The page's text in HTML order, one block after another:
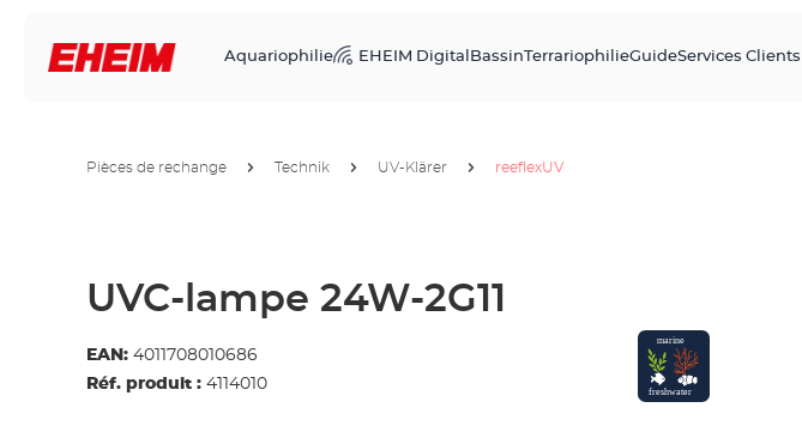
Aquariophilie EHEIM Digital BassinTerrariophilieGuideServices Clients
Pièces de rechange Technik UV-Klärer reeflexUV
UVC-lampe 24W-2G11
EAN: 4011708010686
Réf. produit : 4114010